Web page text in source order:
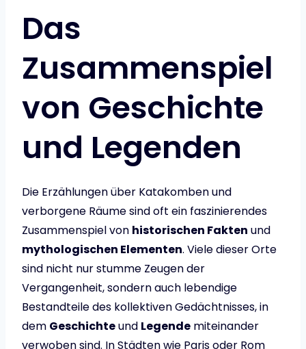
Das
Zusammenspiel
von Geschichte
und Legenden
Die Erzählungen über Katakomben und
verborgene Räume sind oft ein faszinierendes
Zusammenspiel von historischen Fakten und
mythologischen Elementen. Viele dieser Orte
sind nicht nur stumme Zeugen der
Vergangenheit, sondern auch lebendige
Bestandteile des kollektiven Gedächtnisses, in
dem Geschichteund Legende miteinander
verwoben sind. In Städten wie Paris oder Rom